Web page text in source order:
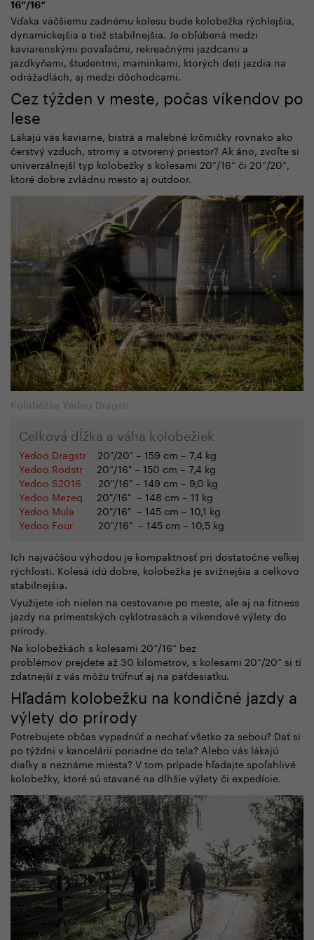
16“/16“
Vďaka väčšiemu zadnému kolesu bude kolobežka rýchlejšia,
dynamickejšia a tiež stabilnejšia. Je obľúbená medzi
kaviarenskými povaľačmi, rekreačnými jazdcami a
jazdkyňami, študentmi, maminkami, ktorých deti jazdia na
odrážadlách, aj medzi dôchodcami.
Cez týžden v meste, počas víkendov po
lese
Lákajú vás kaviarne, bistrá a malebné krčmičky rovnako ako
čerstvý vzduch, stromy a otvorený priestor? Ak áno, zvoľte si
univerzálnejší typ kolobežky s kolesami 20“/16“ či 20“/20“,
ktoré dobre zvládnu mesto aj outdoor.
Koloběžka Yedoo Dragstr
Celková dĺžka a váha kolobežiek
Yedoo Dragstr 20"/20" – 159 cm – 7,4 kg
Yedoo Rodstr 20“/16"– 150 cm – 7,4 kg
Yedoo S2016 20"/16" – 149 cm – 9,0 kg
Yedoo Mezeq 20"/16" – 148 cm – 11 kg
Yedoo Mula 20"/16" – 145 cm – 10,1 kg
Yedoo Four 20"/16" – 145 cm – 10,5 kg
Ich najväčšou výhodou je kompaktnosť pri dostatočne veľkej
rýchlosti. Kolesá idú dobre, kolobežka je svižnejšia a celkovo
stabilnejšia.
Využijete ich nielen na cestovanie po meste, ale aj na fitness
jazdy na prímestských cyklotrasách a víkendové výlety do
prírody.
Na kolobežkách s kolesami 20“/16“ bez
problémov prejdete až 30 kilometrov, s kolesami 20“/20“ si tí
zdatnejší z vás môžu trúfnuť aj na päťdesiatku.
Hľadám kolobežku na kondičné jazdy a
výlety do prírody
Potrebujete občas vypadnúť a nechať všetko za sebou? Dať si
po týždni v kancelárii poriadne do tela? Alebo vás lákajú
diaľky a neznáme miesta? V tom prípade hľadajte spoľahlivé
kolobežky, ktoré sú stavané na dlhšie výlety či expedície.